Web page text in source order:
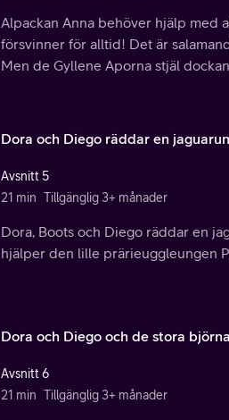
Alpackan Anna behöver hjälp med
försvinner för alltid! Det är
Men de Gyllene Aporna stjäl
Dora och Diego räddar en
Avsnitt 5
21 min Tillgänglig 3+ månader
Dora, Boots och Diego räddar en
hjälper den lille prärieuggleungen
Dora och Diego och de stora
Avsnitt 6
21 min Tillgänglig 3+ månader